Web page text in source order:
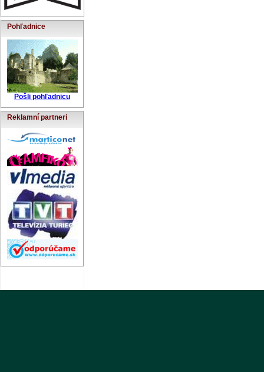
Pohľadnice
Pošli pohľadnicu
Reklamní partneri